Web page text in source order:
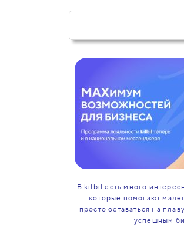
В kilbil есть много
которые помогают
просто оставаться на
успешным